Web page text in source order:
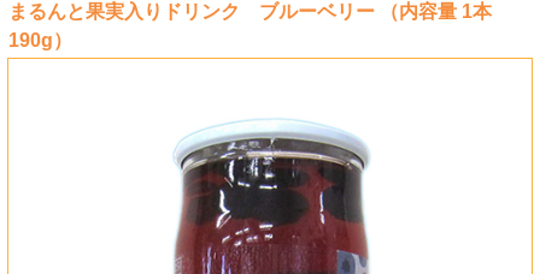
まるんと果実入りドリンク ブルーベリー （内容量 1本
190g）